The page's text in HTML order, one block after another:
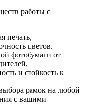
работы с
печать,
цветов.
фотобумаги от
и стойкость к
рамок на любой
с вашими